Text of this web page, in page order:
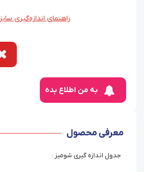
راهنمای اندازه‌گیری سایز
به من اطلاع بده
معرفی محصول
جدول اندازه گیری شومیز :